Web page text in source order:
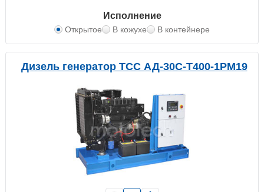
Исполнение
Открытое В кожухе В контейнере
Дизель генератор ТСС АД-30С-Т400-1РМ19